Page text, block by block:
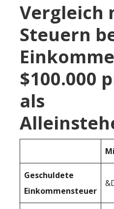
Vergleich
Steuern
$100.000
als
Geschuldete
Einkommensteuer